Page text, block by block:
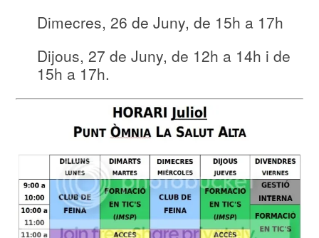
Dimecres, 26 de Juny, de 15h a 17h
Dijous, 27 de Juny, de 12h a 14h i de
15h a 17h.